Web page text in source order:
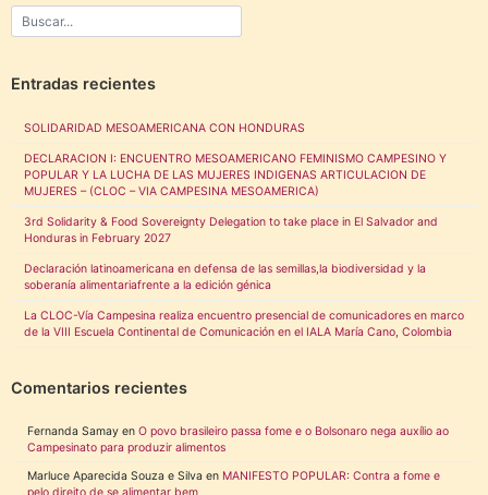
Entradas recientes
SOLIDARIDAD MESOAMERICANA CON HONDURAS
DECLARACION I: ENCUENTRO MESOAMERICANO FEMINISMO CAMPESINO Y
POPULAR Y LA LUCHA DE LAS MUJERES INDIGENAS ARTICULACION DE
MUJERES – (CLOC – VIA CAMPESINA MESOAMERICA)
3rd Solidarity & Food Sovereignty Delegation to take place in El Salvador and
Honduras in February 2027
Declaración latinoamericana en defensa de las semillas,la biodiversidad y la
soberanía alimentariafrente a la edición génica
La CLOC-Vía Campesina realiza encuentro presencial de comunicadores en marco
de la VIII Escuela Continental de Comunicación en el IALA María Cano, Colombia
Comentarios recientes
Fernanda Samay en O povo brasileiro passa fome e o Bolsonaro nega auxílio ao
Campesinato para produzir alimentos
Marluce Aparecida Souza e Silva en MANIFESTO POPULAR: Contra a fome e